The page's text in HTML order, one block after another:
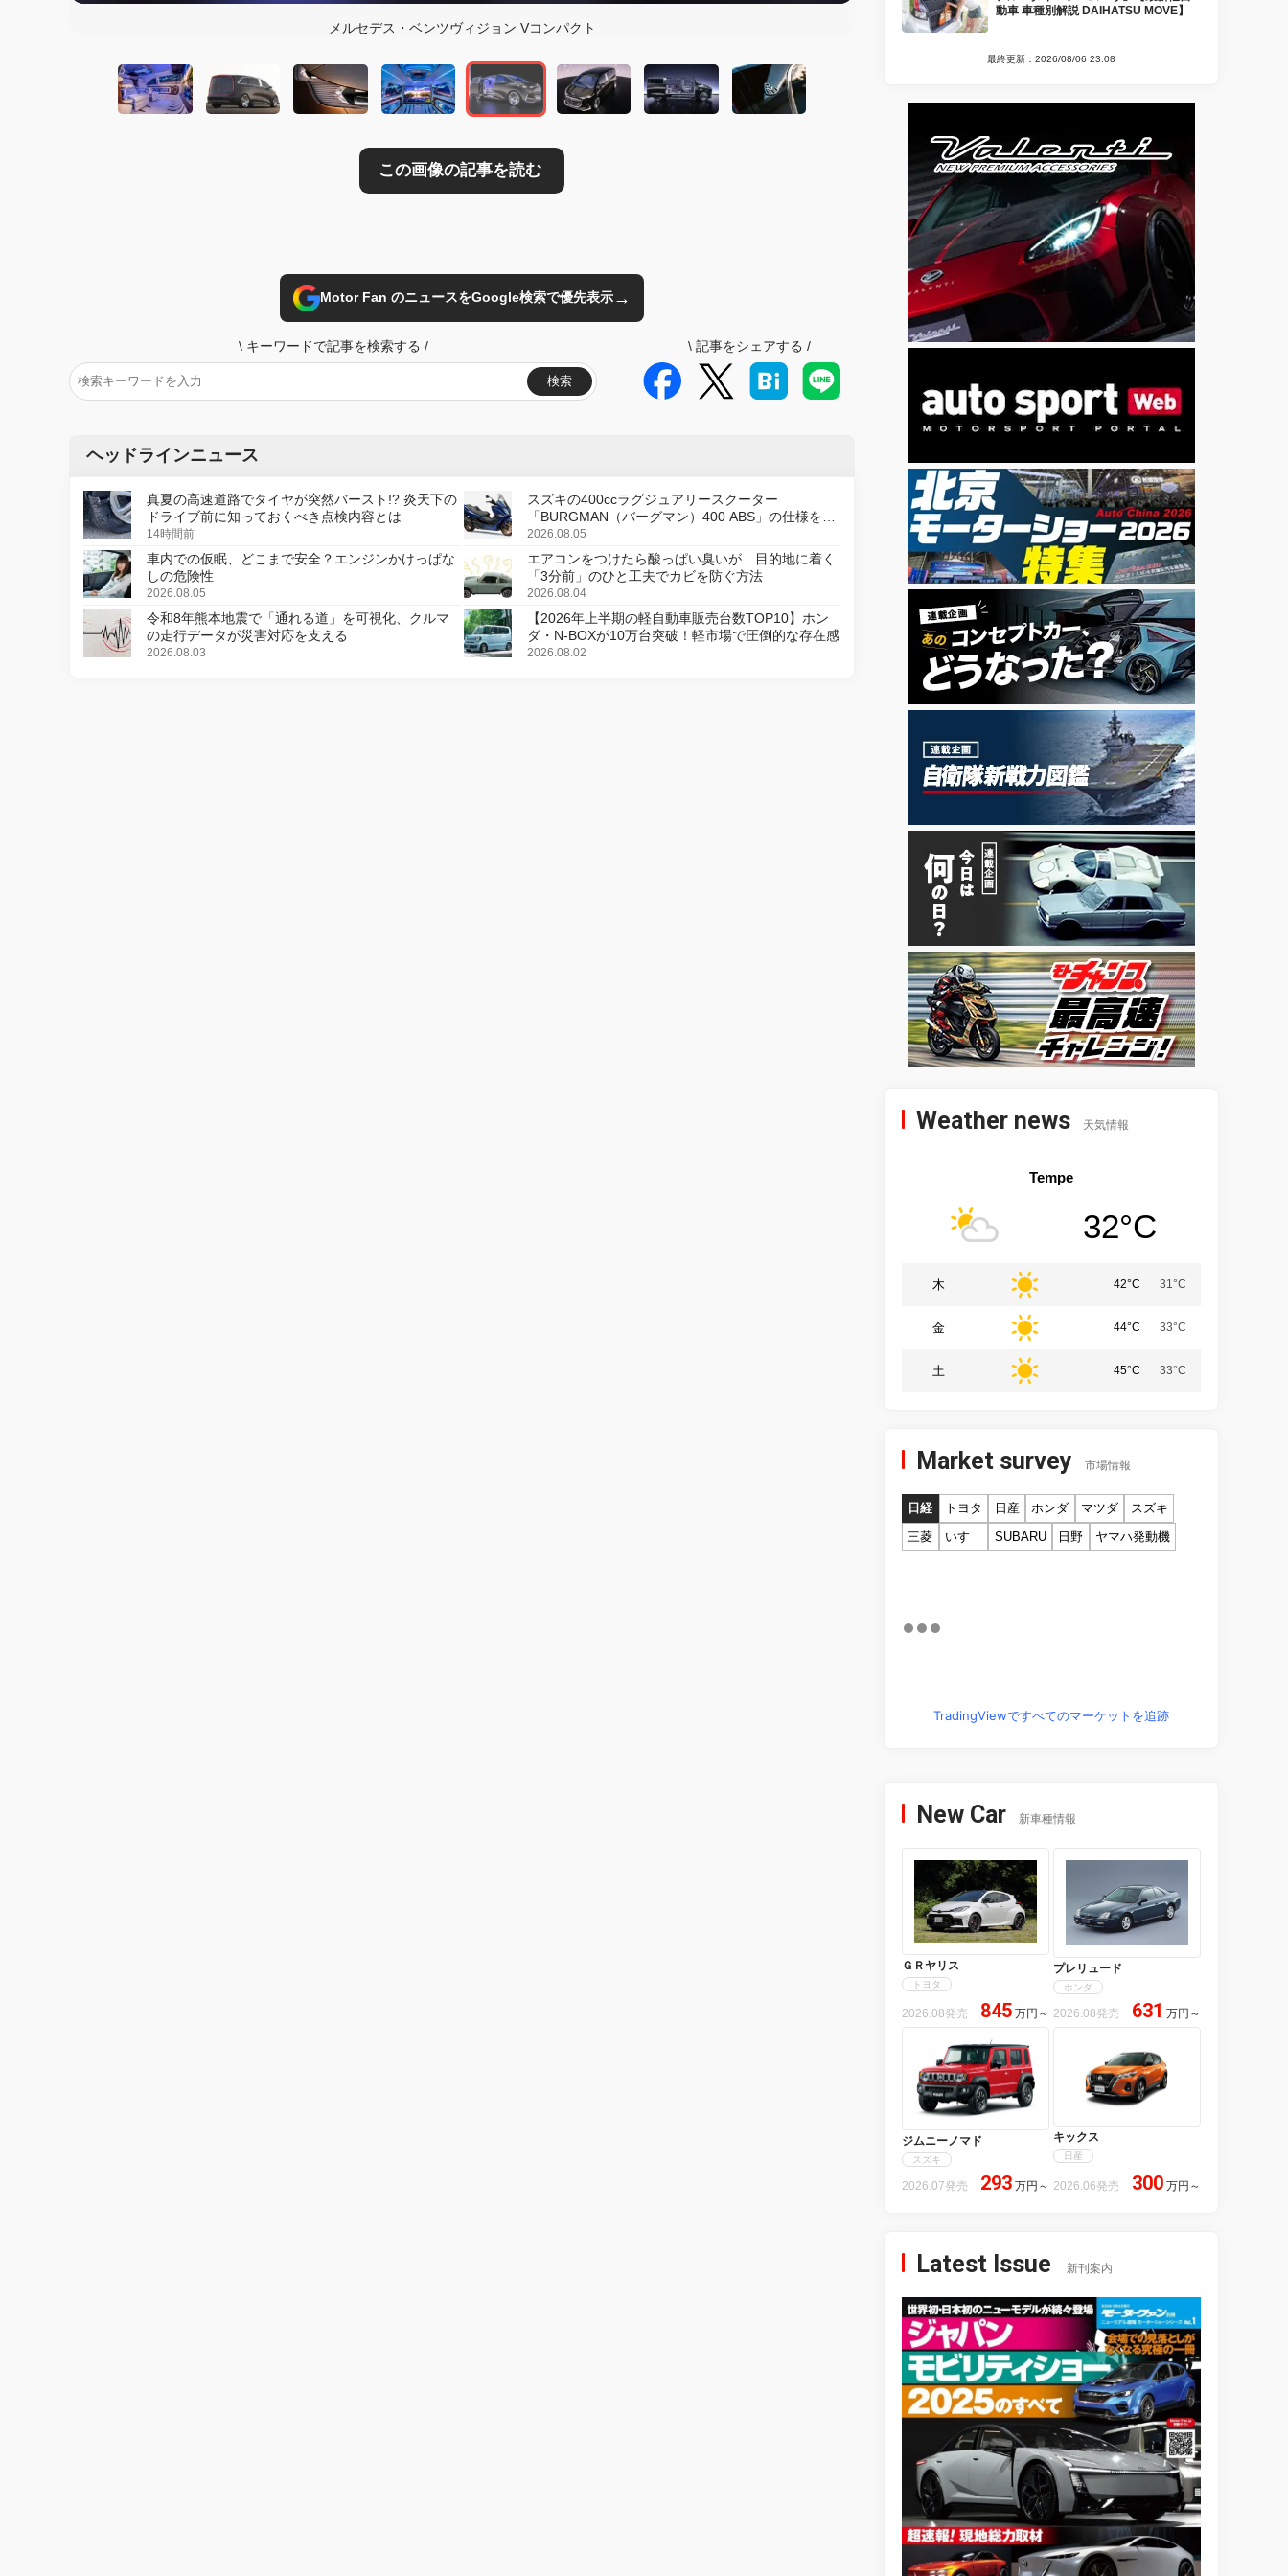
メルセデス・ベンツヴィジョン Vコンパクト
Motor Fan のニュースをGoogle検索で優先表示→
\ キーワードで記事を検索する /
検索
\ 記事をシェアする /
ヘッドラインニュース
真夏の高速道路でタイヤが突然バースト!? 炎天下の
ドライブ前に知っておくべき点検内容とは
14時間前
スズキの400ccラグジュアリースクーター
「BURGMAN（バーグマン）400 ABS」の仕様を変
更し、8月18日に発売
2026.08.05
車内での仮眠、どこまで安全？エンジンかけっぱな
しの危険性
2026.08.05
エアコンをつけたら酸っぱい臭いが…目的地に着く
「3分前」のひと工夫でカビを防ぐ方法
2026.08.04
令和8年熊本地震で「通れる道」を可視化、クルマ
の走行データが災害対応を支える
2026.08.03
【2026年上半期の軽自動車販売台数TOP10】ホン
ダ・N-BOXが10万台突破！軽市場で圧倒的な存在感
2026.08.02
動車 車種別解説 DAIHATSU MOVE】
最終更新：2026/08/06 23:08
Weather news 天気情報
Tempe
32°C
木 42°C 31°C
金 44°C 33°C
土 45°C 33°C
Market survey 市場情報
日経 トヨタ 日産 ホンダ マツダ
スズキ
三菱
いすゞ SUBARU 日野 ヤマハ発動機
TradingViewですべてのマーケットを追跡
New Car 新車種情報
ＧＲヤリス
トヨタ
2026.08発売 845 万円 ～
プレリュード
ホンダ
2026.08発売 631 万円 ～
ジムニーノマド
スズキ
2026.07発売 293 万円 ～
キックス
日産
2026.06発売 300 万円 ～
Latest Issue 新刊案内